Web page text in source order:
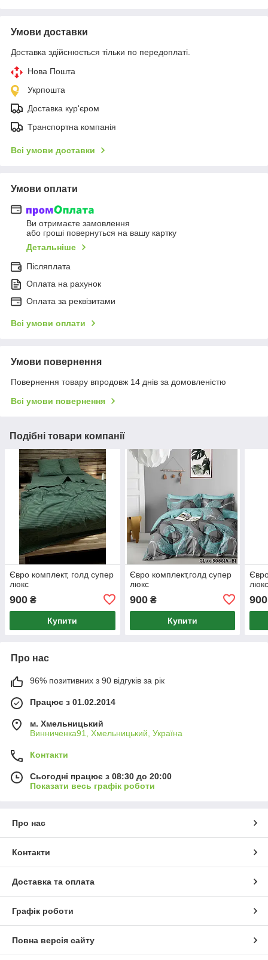
Умови доставки
Доставка здійснюється тільки по передоплаті.
Нова Пошта
Укрпошта
Доставка кур'єром
Транспортна компанія
Всі умови доставки
Умови оплати
Ви отримаєте замовлення
або гроші повернуться на вашу картку
Детальніше
Післяплата
Оплата на рахунок
Оплата за реквізитами
Всі умови оплати
Умови повернення
Повернення товару впродовж 14 днів за домовленістю
Всі умови повернення
Подібні товари компанії
Євро комплект, голд супер
люкс
900 ₴
Купити
Євро комплект,голд супер
люкс
900₴
Купити
900
Про нас
96% позитивних з 90 відгуків за рік
Працює з 01.02.2014
м. Хмельницький
Винниченка91, Хмельницький, Україна
Контакти
Сьогодні працює з 08:30 до 20:00
Показати весь графік роботи
Про нас
Контакти
Доставка та оплата
Графік роботи
Повна версія сайту